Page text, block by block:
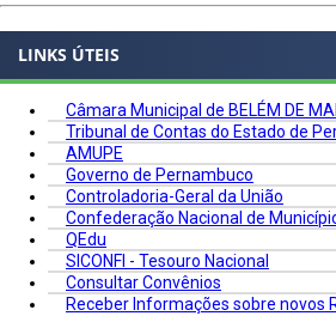
LINKS ÚTEIS
Câmara Municipal de BELÉM DE
Tribunal de Contas do Estado de
AMUPE
Governo de Pernambuco
Controladoria-Geral da União
Confederação Nacional de
QEdu
SICONFI - Tesouro Nacional
Consultar Convênios
Receber Informações sobre novos